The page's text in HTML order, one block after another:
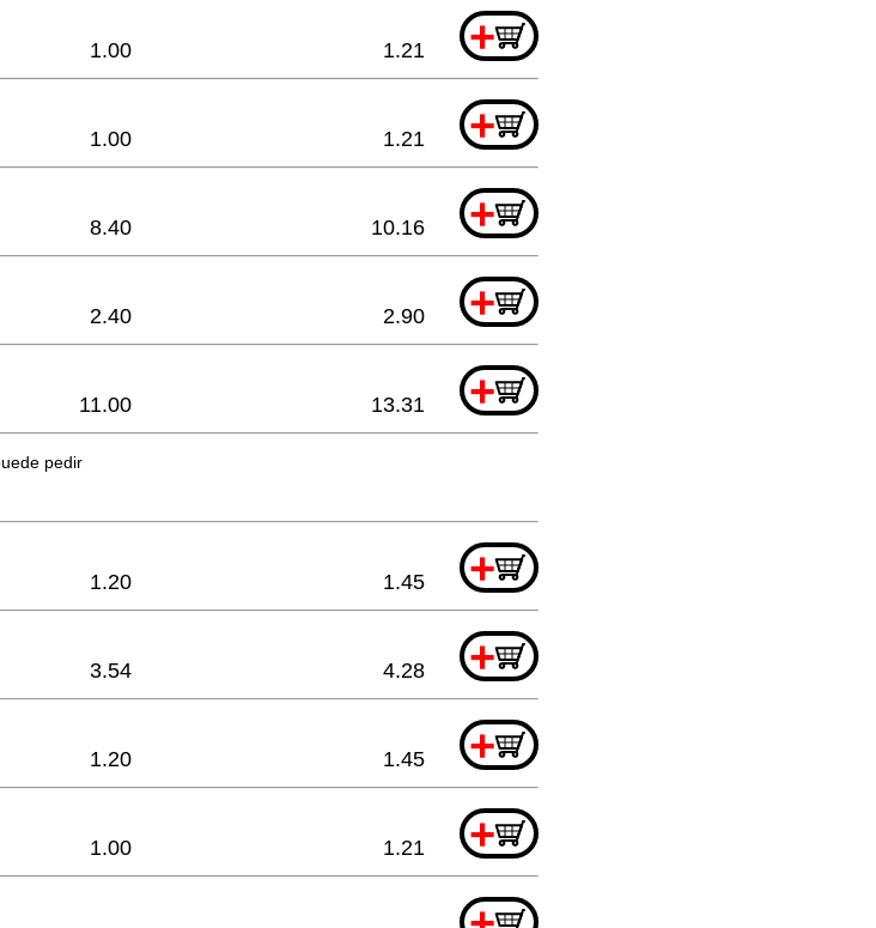
+
1.00 1.21
+
1.00 1.21
+
8.40 10.16
+
2.40 2.90
+
11.00 13.31
pedir
+
1.20 1.45
+
3.54 4.28
+
1.20 1.45
+
1.00 1.21